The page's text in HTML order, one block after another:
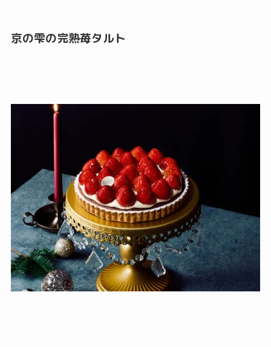
京の雫の完熟苺タルト